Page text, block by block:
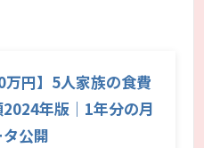
万円】5人家族の食費
年版｜1年分の月
公開